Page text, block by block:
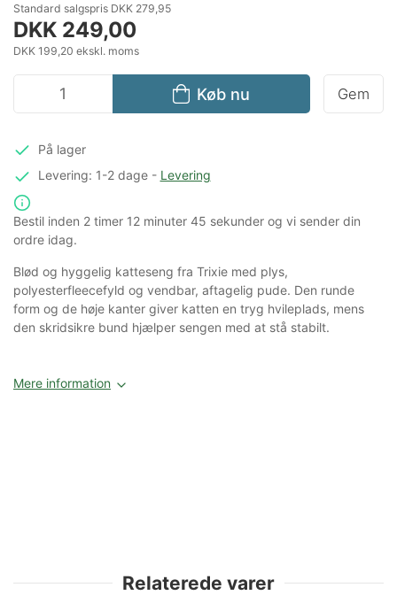
Standard salgspris DKK 279,95
DKK 249,00
DKK 199,20 ekskl. moms
Køb nu Gem
På lager
Levering: 1-2 dage- Levering
Bestil inden 2 timer 12 minuter 45 sekunder og vi sender din
ordre idag.
Blød og hyggelig katteseng fra Trixie med plys,
polyesterfleecefyld og vendbar, aftagelig pude. Den runde
form og de høje kanter giver katten en tryg hvileplads, mens
den skridsikre bund hjælper sengen med at stå stabilt.
Mere information
Relaterede varer